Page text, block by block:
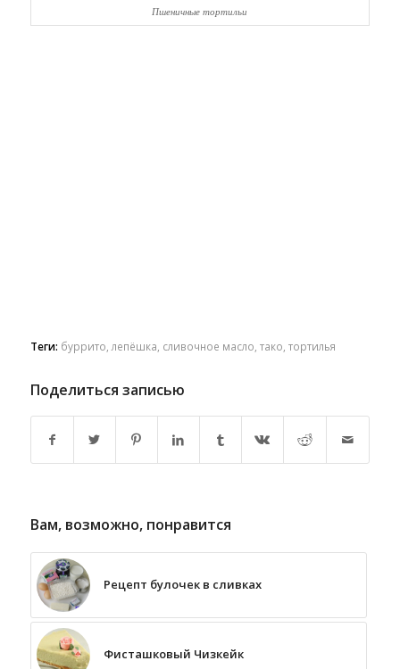
Пшеничные тортильи
Теги: буррито лепёшка сливочное масло тако тортилья
Поделиться записью
Вам, возможно, понравится
Рецепт булочек в сливках
Фисташковый Чизкейк